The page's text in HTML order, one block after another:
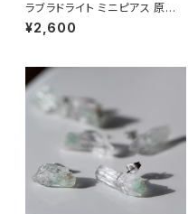
ラブラドライト ミニピアス 原石
鉱物 天然石 シンプル 仕事 オフ
ィス 通勤 小さい アクセサリー
¥2,600